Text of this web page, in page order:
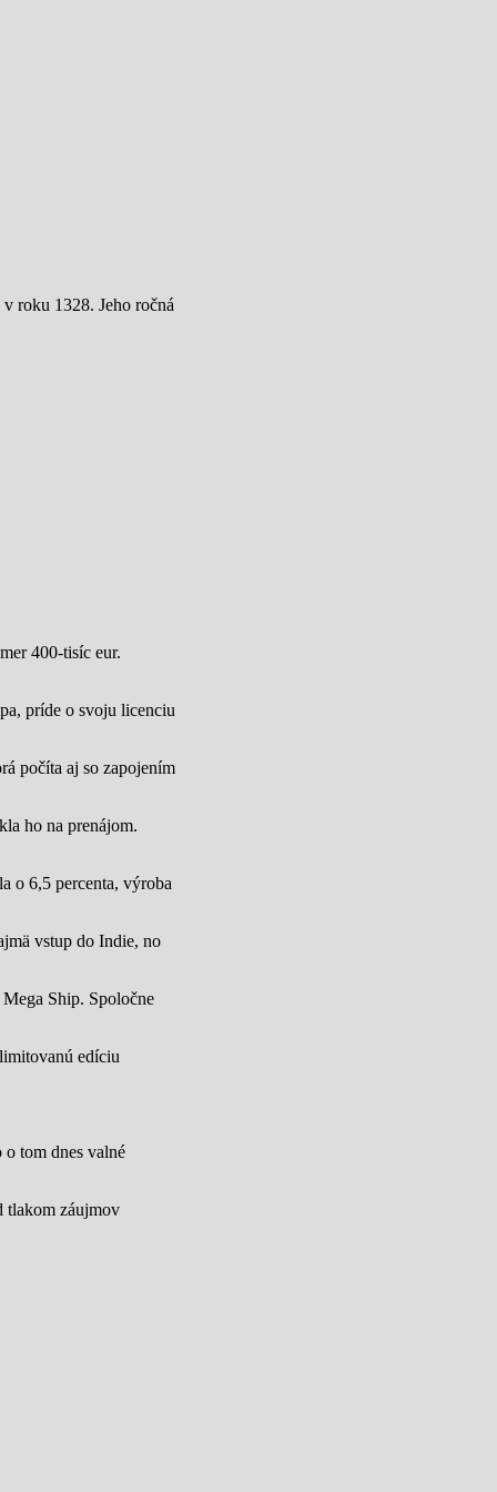
roku 1328. Jeho ročná
400-tisíc eur.
príde o svoju licenciu
počíta aj so zapojením
ho na prenájom.
o 6,5 percenta, výroba
vstup do Indie, no
Ship. Spoločne
edíciu
tom dnes valné
tlakom záujmov